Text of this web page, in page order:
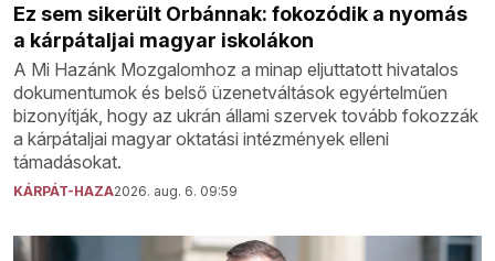
Ez sem sikerült Orbánnak: fokozódik a nyomás
a kárpátaljai magyar iskolákon
A Mi Hazánk Mozgalomhoz a minap eljuttatott hivatalos
dokumentumok és belső üzenetváltások egyértelműen
bizonyítják, hogy az ukrán állami szervek tovább fokozzák
a kárpátaljai magyar oktatási intézmények elleni
támadásokat.
KÁRPÁT-HAZA2026. aug. 6. 09:59